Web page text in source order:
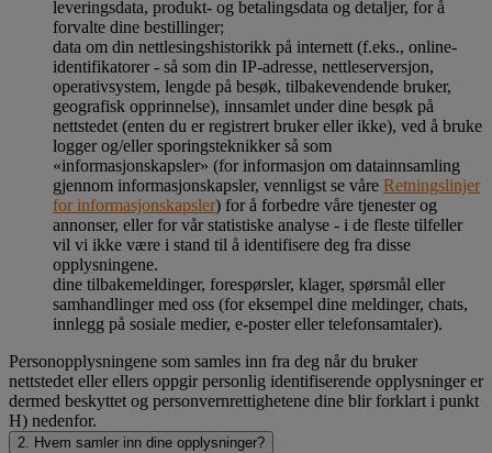
leveringsdata, produkt- og betalingsdata og detaljer, for å
forvalte dine bestillinger;
data om din nettlesingshistorikk på internett (f.eks., online-
identifikatorer - så som din IP-adresse, nettleserversjon,
operativsystem, lengde på besøk, tilbakevendende bruker,
geografisk opprinnelse), innsamlet under dine besøk på
nettstedet (enten du er registrert bruker eller ikke), ved å bruke
logger og/eller sporingsteknikker så som
«informasjonskapsler» (for informasjon om datainnsamling
gjennom informasjonskapsler, vennligst se våre Retningslinjer
for informasjonskapsler) for å forbedre våre tjenester og
annonser, eller for vår statistiske analyse - i de fleste tilfeller
vil vi ikke være i stand til å identifisere deg fra disse
opplysningene.
dine tilbakemeldinger, forespørsler, klager, spørsmål eller
samhandlinger med oss (for eksempel dine meldinger, chats,
innlegg på sosiale medier, e-poster eller telefonsamtaler).
Personopplysningene som samles inn fra deg når du bruker
nettstedet eller ellers oppgir personlig identifiserende opplysninger er
dermed beskyttet og personvernrettighetene dine blir forklart i punkt
H) nedenfor.
2. Hvem samler inn dine opplysninger?